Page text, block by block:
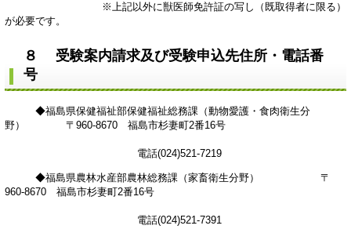
※上記以外に獣医師免許証の写し（既取得者に限る）
が必要です。
８ 受験案内請求及び受験申込先住所・電話番
号
◆福島県保健福祉部保健福祉総務課（動物愛護・食肉衛生分
野） 〒960-8670 福島市杉妻町2番16号
電話(024)521-7219
◆福島県農林水産部農林総務課（家畜衛生分野） 〒
960-8670 福島市杉妻町2番16号
電話(024)521-7391